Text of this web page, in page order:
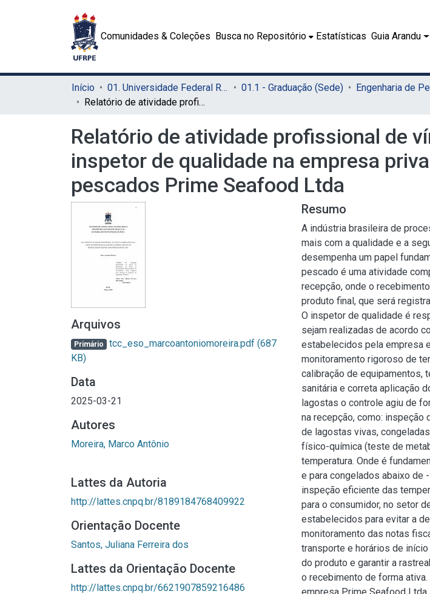
Comunidades & Coleções Busca no Repositório Estatísticas Guia Arandu
Início 01. Universidade Federal Rural de Pernambuco - UFRPE (Sede) 01.1 - Graduação (Sede) Engenharia de
Relatório de atividade profissional de vínculo empregatício no cargo de inspetor de qualidade na empresa privada de beneficiamento de pescados Prime Seafood Ltda
Relatório de atividade profissional de
inspetor de qualidade na empresa
pescados Prime Seafood Ltda
Arquivos
Primário tcc_eso_marcoantoniomoreira.pdf (687
KB)
Data
2025-03-21
Autores
Moreira, Marco Antônio
Lattes da Autoria
http://lattes.cnpq.br/8189184768409922
Orientação Docente
Santos, Juliana Ferreira dos
Lattes da Orientação Docente
http://lattes.cnpq.br/6621907859216486
Resumo
A indústria brasileira de
mais com a qualidade e a
desempenha um papel
pescado é uma atividade
recepção, onde o
produto final, que será
O inspetor de qualidade é
sejam realizadas de acordo
estabelecidos pela empresa
monitoramento rigoroso de
calibração de equipamentos,
sanitária e correta aplicação
lagostas o controle agiu de
na recepção, como:
de lagostas vivas,
físico-química (teste de
temperatura. Onde é
e para congelados abaixo de
inspeção eficiente das
para o consumidor, no setor
estabelecidos para evitar a
monitoramento das notas
transporte e horários de
do produto e garantir a
o recebimento de forma